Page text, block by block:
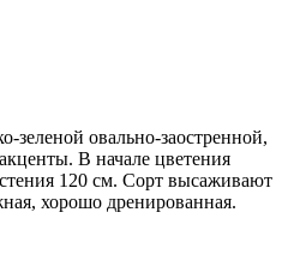
зеленой овально-заостренной,
В начале цветения
120 см. Сорт высаживают
хорошо дренированная.